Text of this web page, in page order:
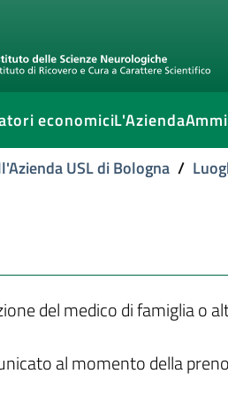
economiciL'Azienda
USL di Bologna /
del medico di famiglia o
al momento della